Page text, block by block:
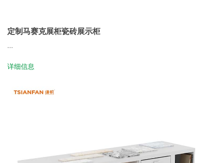
定制马赛克展柜瓷砖展示柜
...
详细信息